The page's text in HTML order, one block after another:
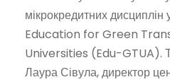
мікрокредитних дисциплін
Education for Green
Universities (Edu-GTUA).
Лаура Сівула, директор